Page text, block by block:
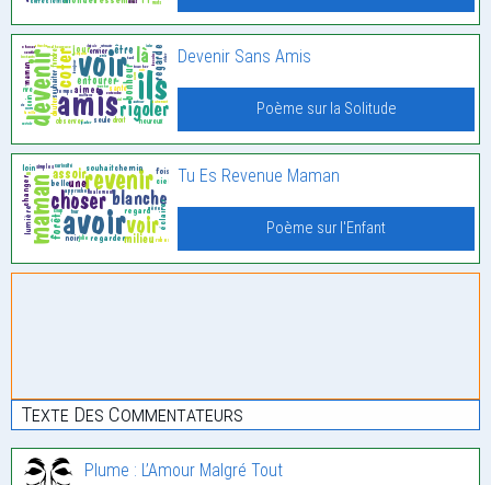
Devenir Sans Amis
Poème sur la Solitude
Tu Es Revenue Maman
Poème sur l'Enfant
Texte Des Commentateurs
Plume : L’Amour Malgré Tout